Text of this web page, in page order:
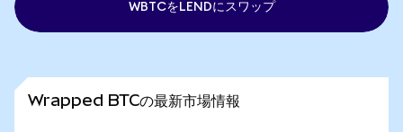
WBTCをLENDにスワップ
Wrapped BTCの最新市場情報